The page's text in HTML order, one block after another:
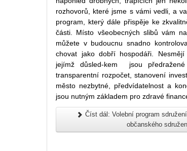
rozhovorů, které jsme s vámi vedli, a
program, který dále přispěje ke
části. Místo všeobecných slibů vám
můžete v budoucnu snadno
chovat jako dobří hospodáři.
jejímž důsled-kem jsou
transparentní rozpočet, stanovení
město nezbytné, předvídatelnost a
jsou nutným základem pro zdravé
Číst dál: Volební program
občanského